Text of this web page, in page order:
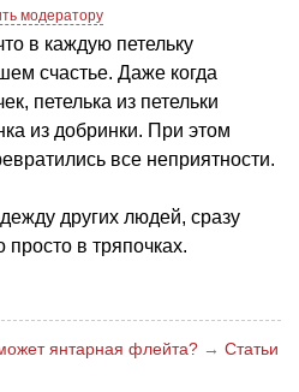
модератору
в каждую петельку
счастье. Даже когда
петелька из петельки
из добринки. При этом
все неприятности.
других людей, сразу
просто в тряпочках.
янтарная флейта? → Статьи